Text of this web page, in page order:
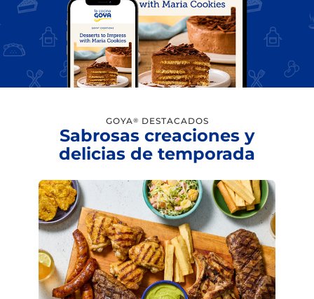
GOYA® DESTACADOS
Sabrosas creaciones y
delicias de temporada